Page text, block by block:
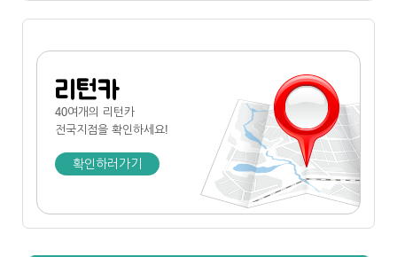
리턴카
40여개의 리턴카
전국지점을 확인하세요!
확인하러가기